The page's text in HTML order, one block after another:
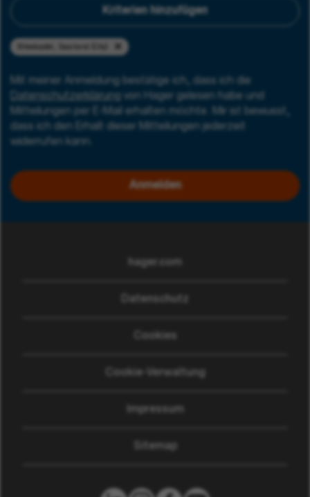
Kriterien hinzufügen
Mit meiner Anmeldung bestätige ich, dass ich die
Datenschutzerklärung
von Hager gelesen habe und
Mitteilungen per E-Mail erhalten möchte. Mir ist bewusst,
dass ich den Erhalt dieser Mitteilungen jederzeit
widerrufen kann.
Anmelden
hager.com
Datenschutz
Cookies
Cookie-Verwaltung
Impressum
Sitemap